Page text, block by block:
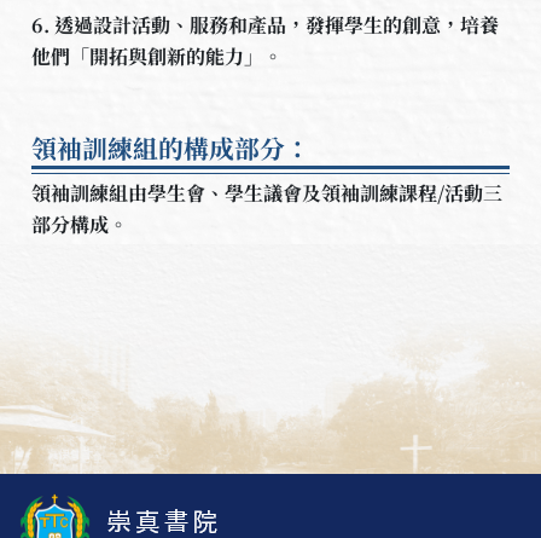
6. 透過設計活動、服務和產品，發揮學生的創意，培養
他們「開拓與創新的能力」。
領袖訓練組的構成部分：
領袖訓練組由學生會、學生議會及領袖訓練課程/活動三
部分構成。